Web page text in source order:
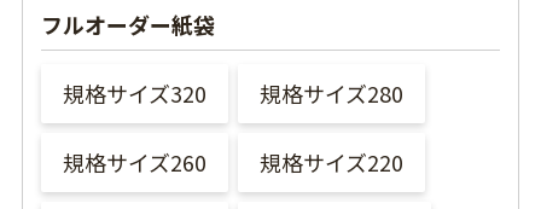
フルオーダー紙袋
規格サイズ320 規格サイズ280
規格サイズ260 規格サイズ220